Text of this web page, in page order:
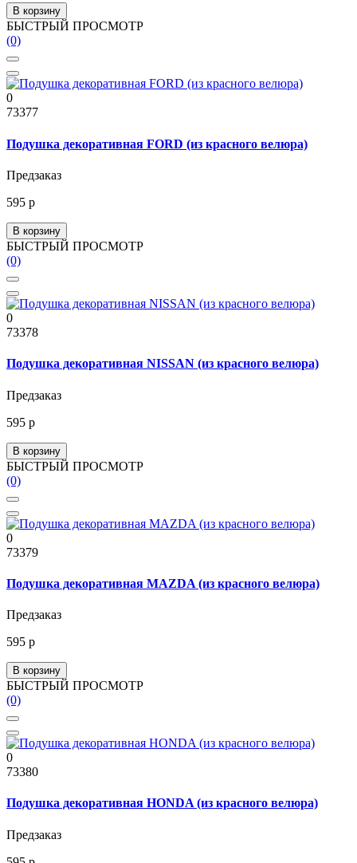
В корзину
БЫСТРЫЙ ПРОСМОТР
(0)
0
73377
Подушка декоративная FORD (из красного велюра)
Предзаказ
595 р
В корзину
БЫСТРЫЙ ПРОСМОТР
(0)
0
73378
Подушка декоративная NISSAN (из красного велюра)
Предзаказ
595 р
В корзину
БЫСТРЫЙ ПРОСМОТР
(0)
0
73379
Подушка декоративная MAZDA (из красного велюра)
Предзаказ
595 р
В корзину
БЫСТРЫЙ ПРОСМОТР
(0)
0
73380
Подушка декоративная HONDA (из красного велюра)
Предзаказ